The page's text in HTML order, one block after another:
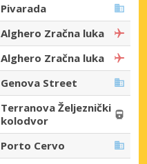
Pivarada
Alghero Zračna luka
Alghero Zračna luka
Genova Street
Terranova Željeznički
kolodvor
Porto Cervo